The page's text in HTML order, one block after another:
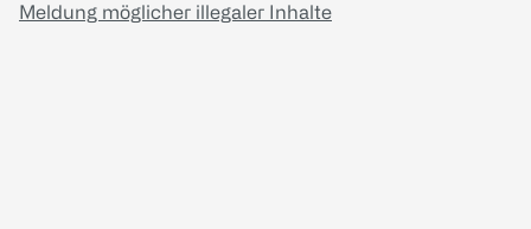
Meldung möglicher illegaler Inhalte